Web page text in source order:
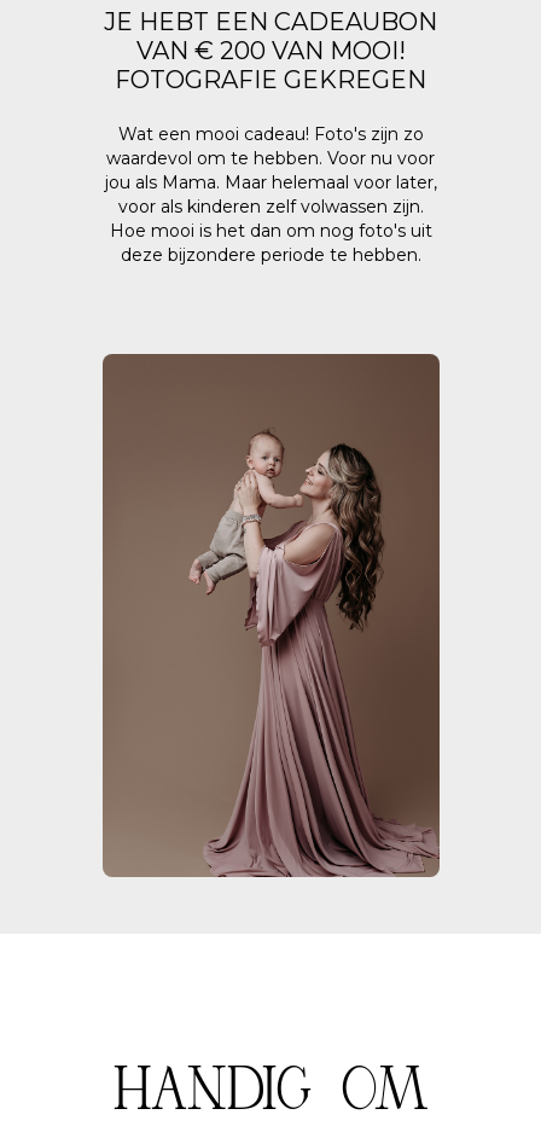
JE HEBT EEN CADEAUBON
VAN € 200 VAN MOOI!
FOTOGRAFIE GEKREGEN
Wat een mooi cadeau! Foto's zijn zo
waardevol om te hebben. Voor nu voor
jou als Mama. Maar helemaal voor later,
voor als kinderen zelf volwassen zijn.
Hoe mooi is het dan om nog foto's uit
deze bijzondere periode te hebben.
HANDIG OM